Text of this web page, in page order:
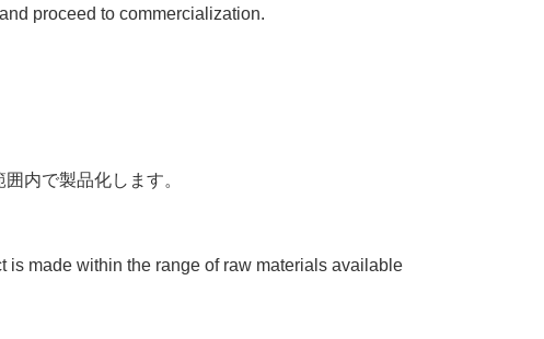
proceed to commercialization.
内で製品化します。
is made within the range of raw materials available